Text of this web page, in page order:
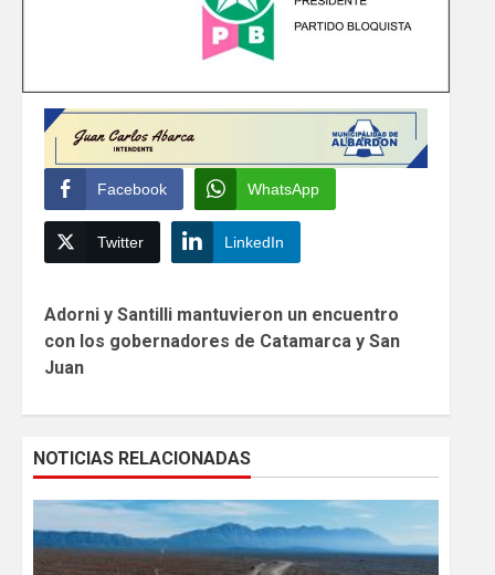
Facebook WhatsApp
Twitter LinkedIn
Reading
Adorni y Santilli mantuvieron un encuentro
con los gobernadores de Catamarca y San
Juan
NOTICIAS RELACIONADAS